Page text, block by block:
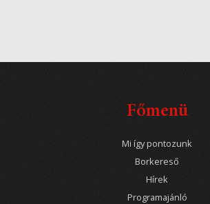
Főmenü
Mi így pontozunk
Borkereső
Hírek
Programajánló